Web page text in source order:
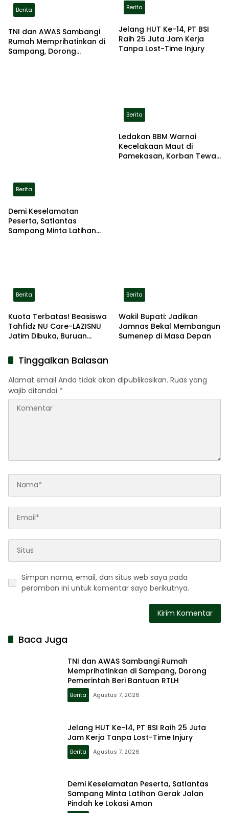
Berita
TNI dan AWAS Sambangi
Rumah Memprihatinkan di
Sampang, Dorong
Berita
Jelang HUT Ke-14, PT BSI
Raih 25 Juta Jam Kerja
Tanpa Lost-Time Injury
Berita
Demi Keselamatan
Peserta, Satlantas
Sampang Minta Latihan
Berita
Ledakan BBM Warnai
Kecelakaan Maut di
Pamekasan, Korban Tewas
Berita
Kuota Terbatas! Beasiswa
Tahfidz NU Care-LAZISNU
Jatim Dibuka, Buruan
Berita
Wakil Bupati: Jadikan
Jamnas Bekal Membangun
Sumenep di Masa Depan
Tinggalkan Balasan
Alamat email Anda tidak akan dipublikasikan. Ruas yang
wajib ditandai *
Simpan nama, email, dan situs web saya pada
peramban ini untuk komentar saya berikutnya.
Baca Juga
TNI dan AWAS Sambangi Rumah
Memprihatinkan di Sampang, Dorong
Pemerintah Beri Bantuan RTLH
Berita Agustus 7, 2026
Jelang HUT Ke-14, PT BSI Raih 25 Juta
Jam Kerja Tanpa Lost-Time Injury
Berita Agustus 7, 2026
Demi Keselamatan Peserta, Satlantas
Sampang Minta Latihan Gerak Jalan
Pindah ke Lokasi Aman